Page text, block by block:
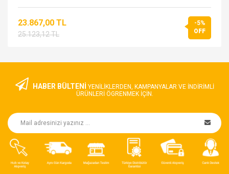
23.867,00 TL
25.123,12 TL
-5%
OFF
HABER BÜLTENİ YENILIKLERDEN, KAMPANYALAR VE INDIRIMLI
ÜRÜNLERI ÖGRENMEK IÇIN.